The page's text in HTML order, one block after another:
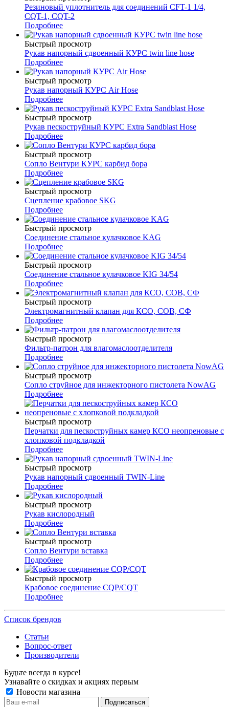
Резиновый уплотнитель для соединений CFT-1 1/4,
CQT-1, CQT-2
Подробнее
Быстрый просмотр
Рукав напорный сдвоенный КУРС twin line hose
Подробнее
Быстрый просмотр
Рукав напорный КУРС Air Hose
Подробнее
Быстрый просмотр
Рукав пескоструйный КУРС Extra Sandblast Hose
Подробнее
Быстрый просмотр
Сопло Вентури КУРС карбид бора
Подробнее
Быстрый просмотр
Сцепление крабовое SKG
Подробнее
Быстрый просмотр
Соединение стальное кулачковое KАG
Подробнее
Быстрый просмотр
Соединение стальное кулачковое KIG 34/54
Подробнее
Быстрый просмотр
Электромагнитный клапан для КСО, СОВ, СФ
Подробнее
Быстрый просмотр
Фильтр-патрон для влагомаслоотделителя
Подробнее
Быстрый просмотр
Сопло струйное для инжекторного пистолета NowAG
Подробнее
Быстрый просмотр
Перчатки для пескоструйных камер КСО неопреновые с
хлопковой подкладкой
Подробнее
Быстрый просмотр
Рукав напорный сдвоенный TWIN-Line
Подробнее
Быстрый просмотр
Рукав кислородный
Подробнее
Быстрый просмотр
Сопло Вентури вставка
Подробнее
Быстрый просмотр
Крабовое соединение CQP/CQT
Подробнее
Список брендов
Статьи
Вопрос-ответ
Производители
Будьте всегда в курсе!
Узнавайте о скидках и акциях первым
Новости магазина